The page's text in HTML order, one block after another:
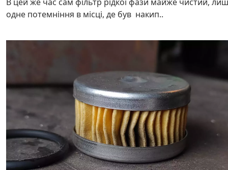
одне потемніння в місці, де був накип..